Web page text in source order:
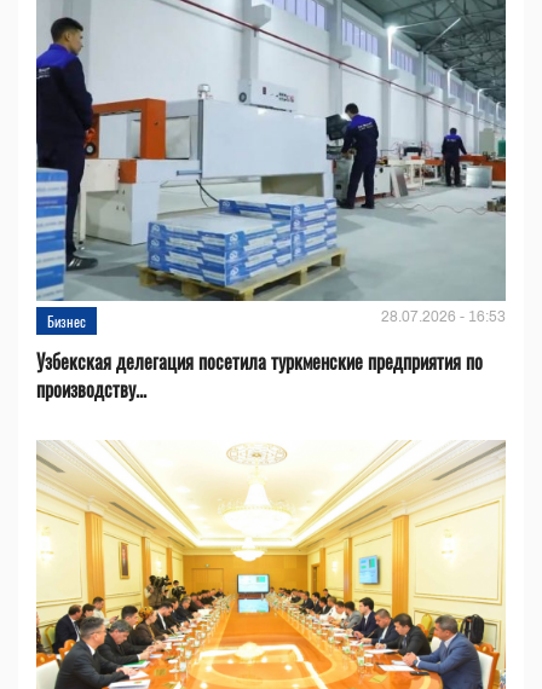
Бизнес 28.07.2026 - 16:53
Узбекская делегация посетила туркменские предприятия по
производству...